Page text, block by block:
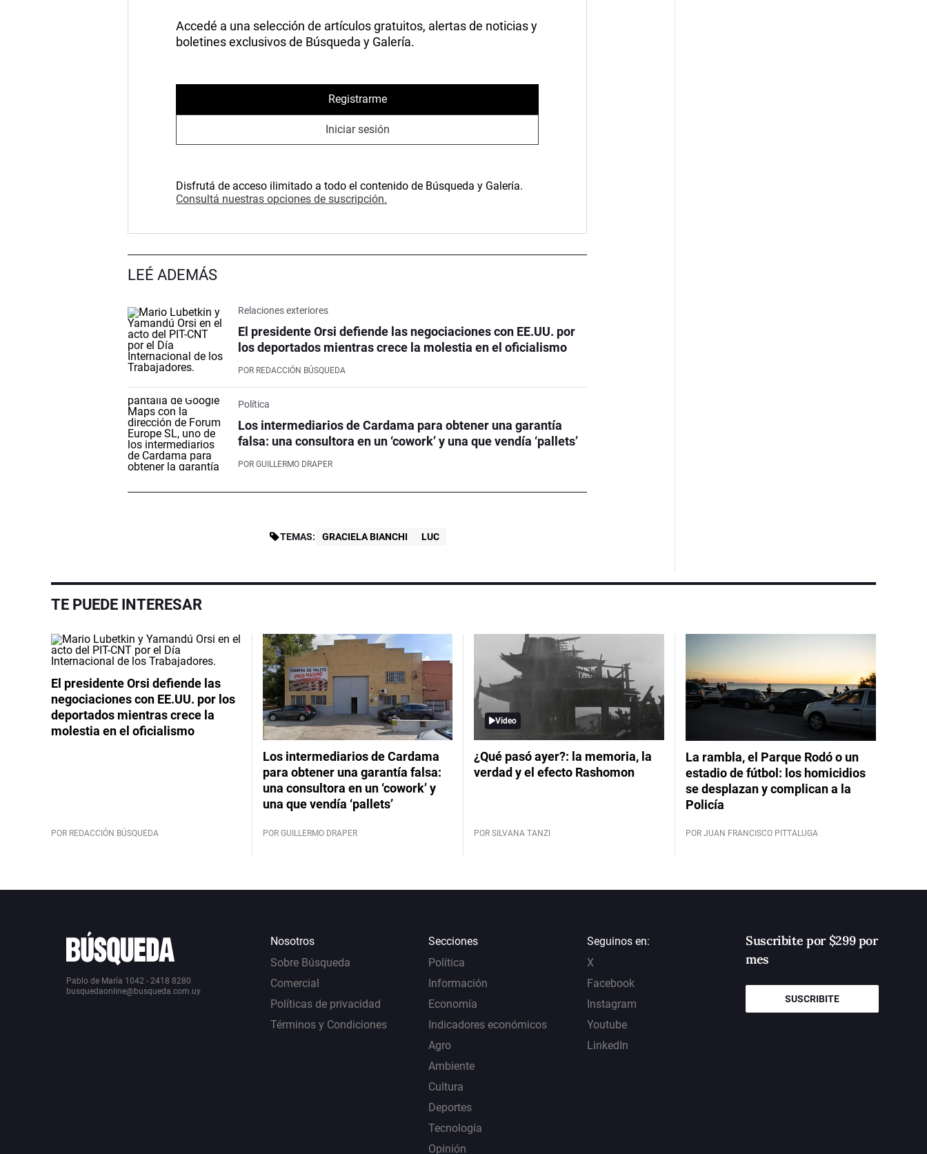
Accedé a una selección de artículos gratuitos, alertas de noticias y
boletines exclusivos de Búsqueda y Galería.
Registrarme
Iniciar sesión
Disfrutá de acceso ilimitado a todo el contenido de Búsqueda y Galería.
Consultá nuestras opciones de suscripción.
LEÉ ADEMÁS
Relaciones exteriores
El presidente Orsi defiende las negociaciones con EE.UU. por
los deportados mientras crece la molestia en el oficialismo
POR REDACCIÓN BÚSQUEDA
Política
Los intermediarios de Cardama para obtener una garantía
falsa: una consultora en un ‘cowork’ y una que vendía ‘pallets’
POR GUILLERMO DRAPER
TEMAS: GRACIELA BIANCHI LUC
TE PUEDE INTERESAR
El presidente Orsi defiende las
negociaciones con EE.UU. por los
deportados mientras crece la
molestia en el oficialismo
POR REDACCIÓN BÚSQUEDA
Los intermediarios de Cardama
para obtener una garantía falsa:
una consultora en un ‘cowork’ y
una que vendía ‘pallets’
POR GUILLERMO DRAPER
Video
¿Qué pasó ayer?: la memoria, la
verdad y el efecto Rashomon
POR SILVANA TANZI
La rambla, el Parque Rodó o un
estadio de fútbol: los homicidios
se desplazan y complican a la
Policía
POR JUAN FRANCISCO PITTALUGA
Pablo de María 1042 - 2418 8280
busquedaonline@busqueda.com.uy
Nosotros
Sobre Búsqueda
Comercial
Políticas de privacidad
Términos y Condiciones
Secciones
Política
Información
Economía
Indicadores económicos
Agro
Ambiente
Cultura
Deportes
Tecnología
Opinión
Seguinos en:
X
Facebook
Instagram
Youtube
LinkedIn
Suscribite por $299 por
mes
SUSCRIBITE